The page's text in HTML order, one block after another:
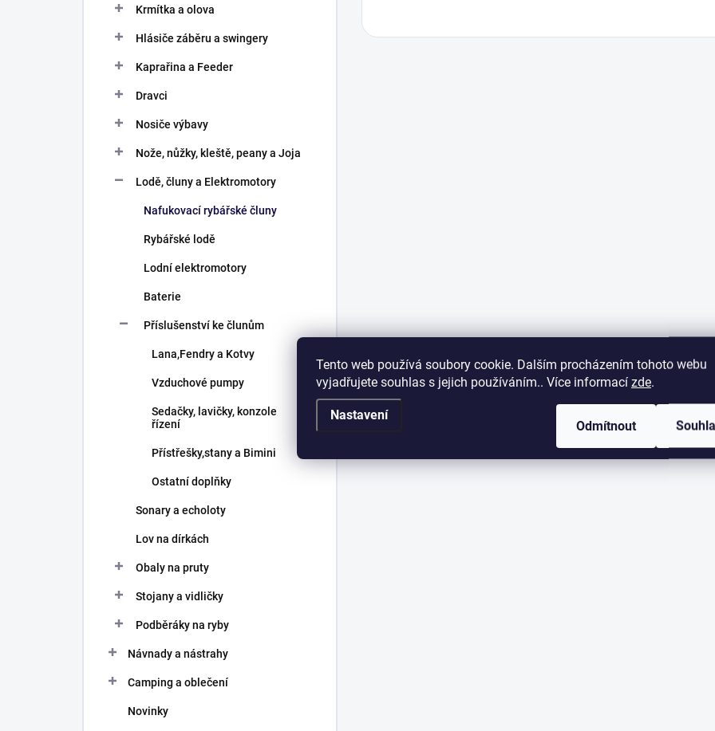
Tento web používá soubory cookie. Dalším procházením tohoto webu
vyjadřujete souhlas s jejich používáním.. Více informací zde.
Nastavení
Odmítnout
Krmítka a olova
Hlásiče záběru a swingery
Kaprařina a Feeder
Dravci
Nosiče výbavy
Nože, nůžky, kleště, peany a Joja
Lodě, čluny a Elektromotory
Nafukovací rybářské čluny
Rybářské lodě
Lodní elektromotory
Baterie
Příslušenství ke člunům
Lana,Fendry a Kotvy
Vzduchové pumpy
Sedačky, lavičky, konzole
řízení
Přístřešky,stany a Bimini
Ostatní doplňky
Sonary a echoloty
Lov na dírkách
Obaly na pruty
Stojany a vidličky
Podběráky na ryby
Návnady a nástrahy
Camping a oblečení
Novinky